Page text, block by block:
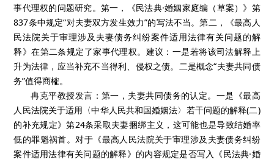
事代理权的问题研究。第一，《民法典·婚姻家庭编（草案）》第
837条中规定“对夫妻双方发生效力”的写法不当。第二，《最高人
民法院关于审理涉及夫妻债务纠纷案件适用法律有关问题的解
释》在第二条规定了家事代理权。建议：一是若将该司法解释上
升为法律，应当补充不当得利、侵权之债。二是概念“夫妻共同债
务”值得商榷。
冉克平教授发言：第一，夫妻共同债务的认定。一是《最高
人民法院关于适用〈中华人民共和国婚姻法〉若干问题的解释(二)
的补充规定》第24条采取夫妻捆绑主义，这可能也是导致结婚率
低的罪魁祸首。对于《最高人民法院关于审理涉及夫妻债务纠纷
案件适用法律有关问题的解释》的内容规定是否写入《民法典·婚